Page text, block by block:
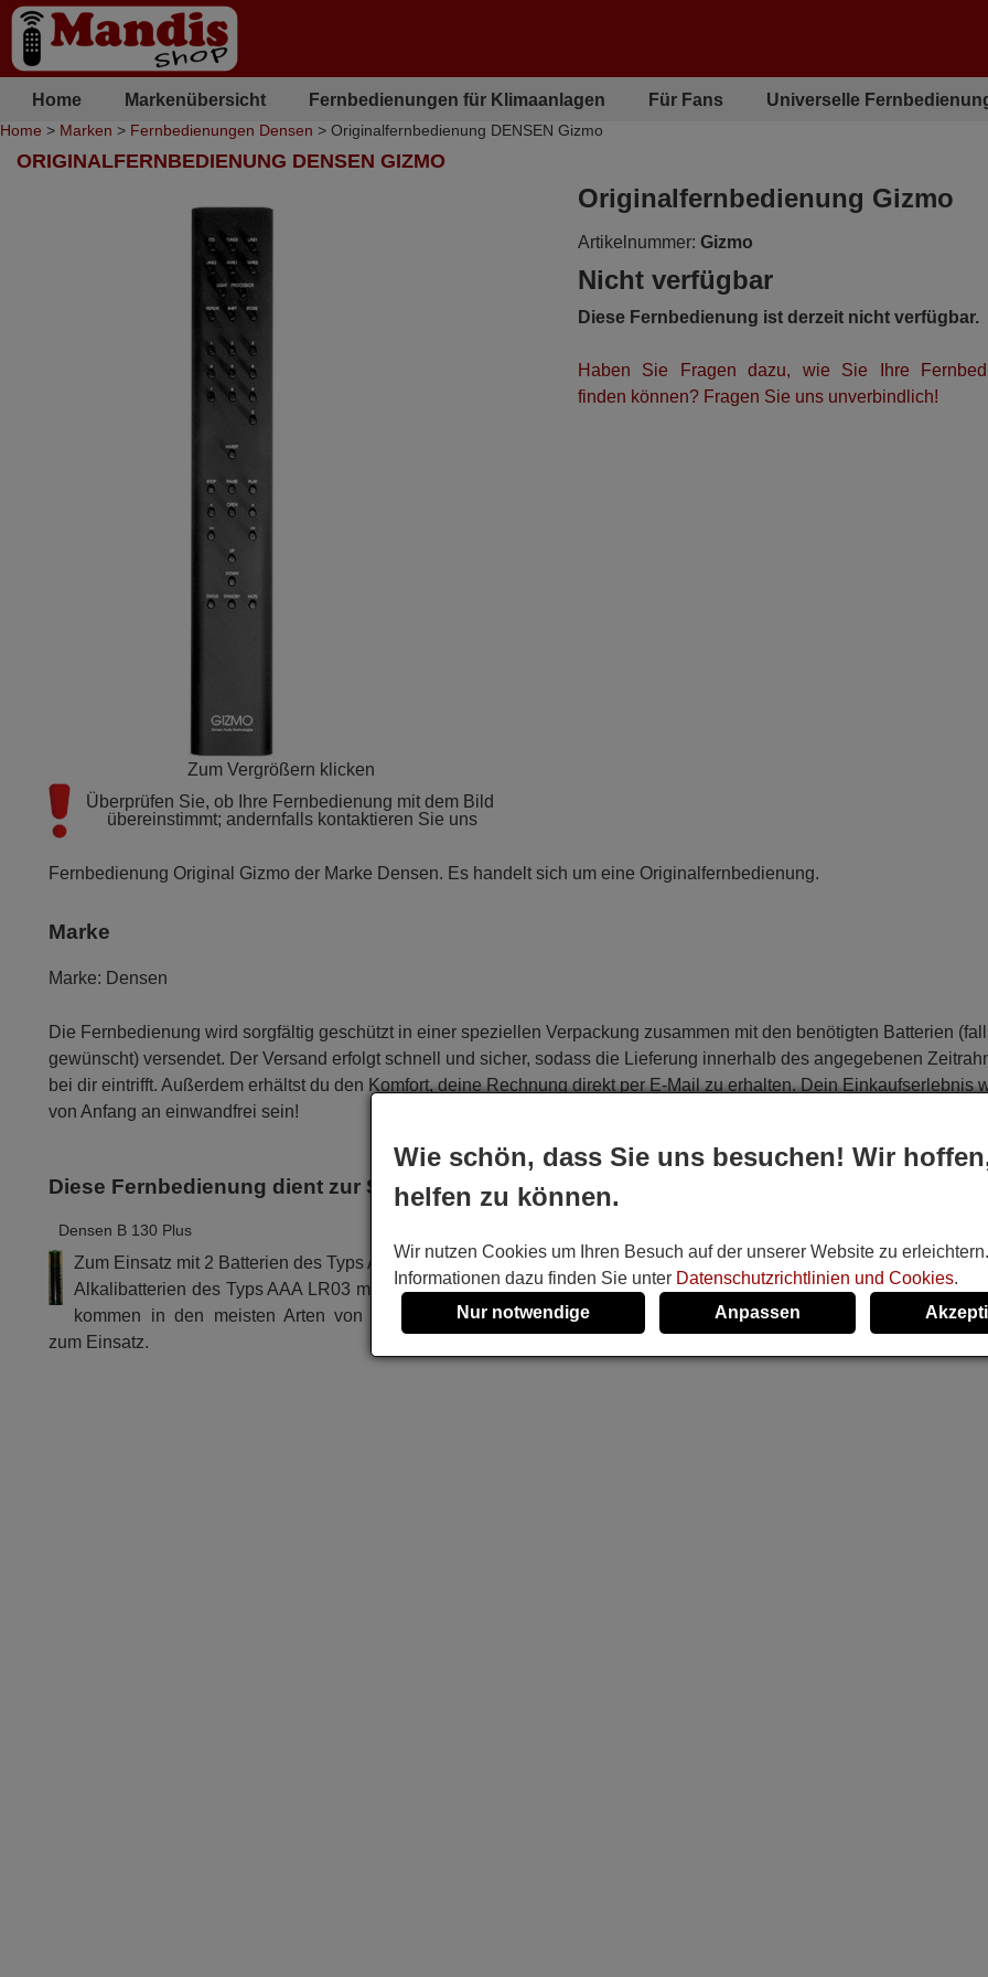
Home Markenübersicht Fernbedienungen für Klimaanlagen Für Fans Universelle
Home > Marken > Fernbedienungen Densen > Originalfernbedienung DENSEN Gizmo
ORIGINALFERNBEDIENUNG DENSEN GIZMO
Zum Vergrößern klicken
Überprüfen Sie, ob Ihre Fernbedienung mit dem Bild
übereinstimmt; andernfalls kontaktieren Sie uns
Originalfernbedienung Gizmo
Artikelnummer: Gizmo
Nicht verfügbar
Diese Fernbedienung ist derzeit nicht verfügbar.
Haben Sie Fragen dazu, wie Sie Ihre
finden können? Fragen Sie uns unverbindlich!
Fernbedienung Original Gizmo der Marke Densen. Es handelt sich um eine Originalfernbedienung.
Marke
Marke: Densen
Die Fernbedienung wird sorgfältig geschützt in einer speziellen Verpackung zusammen mit den benötigten Batterien
gewünscht) versendet. Der Versand erfolgt schnell und sicher, sodass die Lieferung innerhalb des angegebenen
bei dir eintrifft. Außerdem erhältst du den Komfort, deine Rechnung direkt per E-Mail zu erhalten. Dein Einkaufserlebnis
von Anfang an einwandfrei sein!
Diese Fernbedienung dient zur Steuerung von Modellen wie:
Densen B 130 Plus
Zum Einsatz mit 2 Batterien des Typs AAA
Alkalibatterien des Typs AAA LR03 mit 1,5 V Spannung
kommen in den meisten Arten von Fernbedienungen
zum Einsatz.
Wie schön, dass Sie uns besuchen! Wir
helfen zu können.
Wir nutzen Cookies um Ihren Besuch auf der unserer Website zu
Informationen dazu finden Sie unter Datenschutzrichtlinien und Cookies.
Nur notwendige
Anpassen